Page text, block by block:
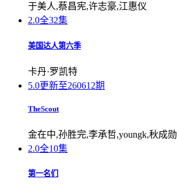
于美人,蔡昌宪,许志豪,江惠仪
2.0全32集
美国达人第六季
卡丹·罗凯特
5.0更新至260612期
TheScout
金在中,孙胜完,李承哲,youngk,秋成勋
2.0全10集
第一名们